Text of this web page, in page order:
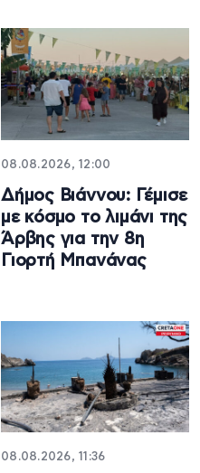
08.08.2026, 12:00
Δήμος Βιάννου: Γέμισε
με κόσμο το λιμάνι της
Άρβης για την 8η
Γιορτή Μπανάνας
08.08.2026, 11:36